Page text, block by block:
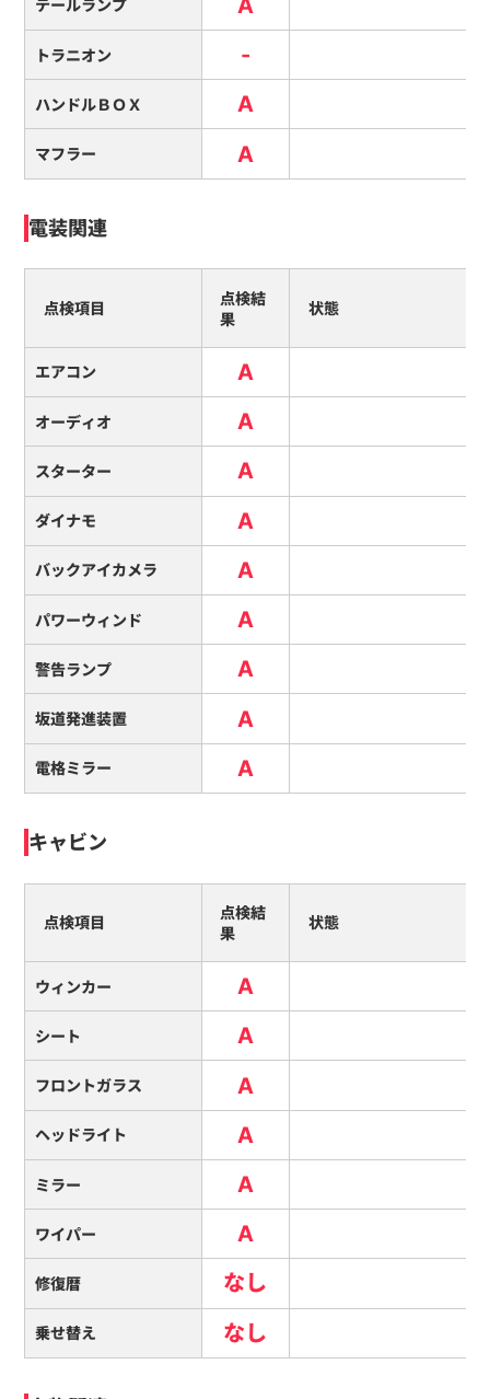
テールランプ
トラニオン -
ハンドルＢＯＸ A
マフラー A
電装関連
点検項目
点検結
果
状態
エアコン A
オーディオ A
スターター A
ダイナモ A
バックアイカメラ A
パワーウィンド A
警告ランプ A
坂道発進装置 A
電格ミラー A
キャビン
点検項目
点検結
果
状態
ウィンカー A
シート A
フロントガラス A
ヘッドライト A
ミラー A
ワイパー A
修復暦 なし
乗せ替え なし